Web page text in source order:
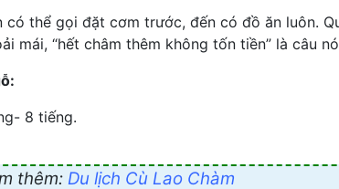
thể gọi đặt cơm trước, đến có đồ ăn luôn.
“hết châm thêm không tốn tiền” là câu
8 tiếng.
thêm: Du lịch Cù Lao Chàm